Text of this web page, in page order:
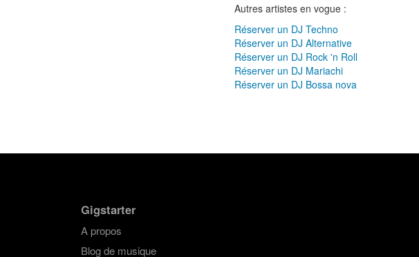
Autres artistes en vogue :
Réserver un DJ Techno
Réserver un DJ Alternative
Réserver un DJ Rock 'n Roll
Réserver un DJ Mariachi
Réserver un DJ Bossa nova
Gigstarter
A propos
Blog de musique